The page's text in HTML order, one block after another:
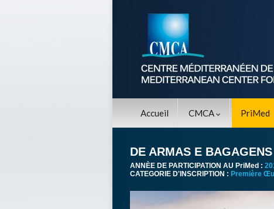
Accueil CMCA PriMed
DE ARMAS E BAGAGENS
ANNÈE DE PARTICIPATION AU PriMed :
CATEGORIE D'INSCRIPTION : Première